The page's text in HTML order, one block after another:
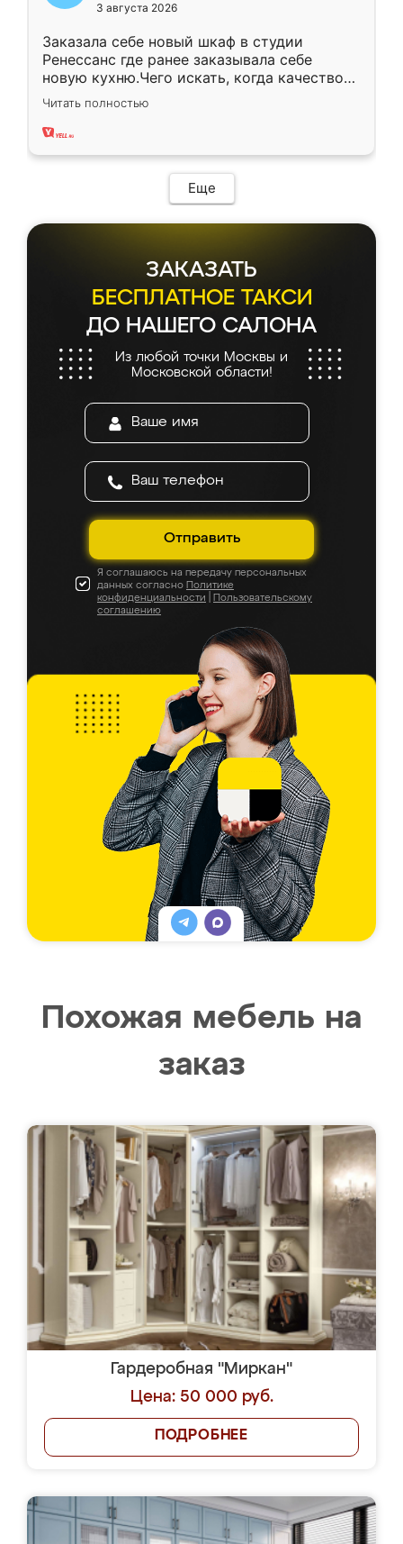
3 августа 2026
Заказала себе новый шкаф в студии
Ренессанс где ранее заказывала себе
новую кухню.Чего искать, когда качеством
вполне довольна. Служит кухня уже почти
два года, нареканий нет.
Читать полностью
Еще
ЗАКАЗАТЬ
БЕСПЛАТНОЕ ТАКСИ
ДО НАШЕГО САЛОНА
Из любой точки Москвы и
Московской области!
Отправить
Я соглашаюсь на передачу персональных
данных согласно Политике
конфиденциальности
Пользовательскому
соглашению
Похожая мебель на
заказ
Гардеробная "Миркан"
Цена: 50 000 руб.
ПОДРОБНЕЕ